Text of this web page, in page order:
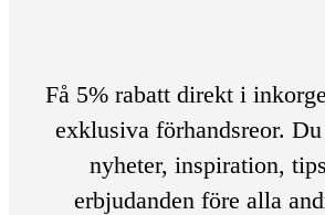
Få 5% rabatt direkt i
exklusiva förhandsreor.
nyheter, inspiration,
erbjudanden före alla